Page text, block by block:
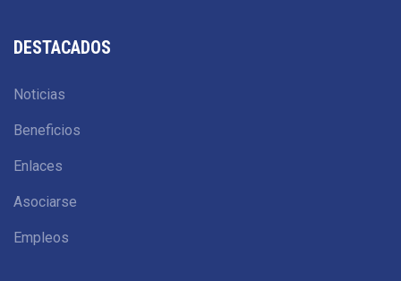
DESTACADOS
Noticias
Beneficios
Enlaces
Asociarse
Empleos